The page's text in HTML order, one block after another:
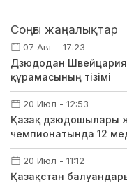
Соңғы жаңалықтар
07 Авг - 17:23
Дзюдодан
құрамасының тізімі
20 Июл - 12:53
Қазақ дзюдошылары
чемпионатында 12
20 Июл - 11:12
Қазақстан